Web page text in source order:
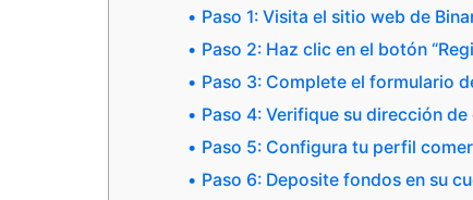
Paso 1: Visita el sitio web de
Paso 2: Haz clic en el botón
Paso 3: Complete el formulario
Paso 4: Verifique su dirección
Paso 5: Configura tu perfil
Paso 6: Deposite fondos en su